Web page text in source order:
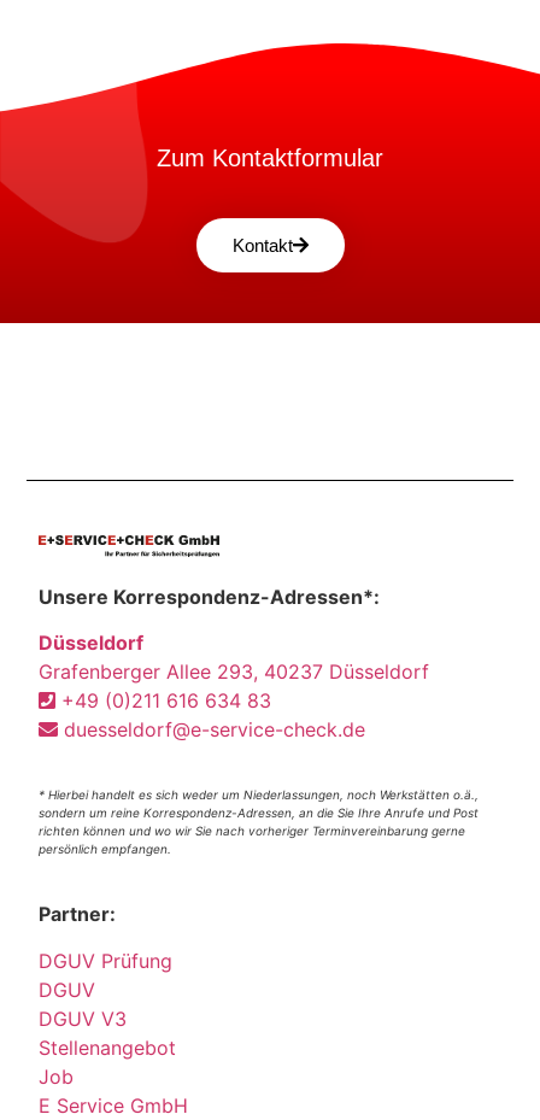
Zum Kontaktformular
Kontakt
Unsere Korrespondenz-Adressen*:
Düsseldorf
Grafenberger Allee 293, 40237 Düsseldorf
+49 (0)211 616 634 83
duesseldorf@e-service-check.de
* Hierbei handelt es sich weder um Niederlassungen, noch Werkstätten o.ä.,
sondern um reine Korrespondenz-Adressen, an die Sie Ihre Anrufe und Post
richten können und wo wir Sie nach vorheriger Terminvereinbarung gerne
persönlich empfangen.
Partner:
DGUV Prüfung
DGUV
DGUV V3
Stellenangebot
Job
E Service GmbH